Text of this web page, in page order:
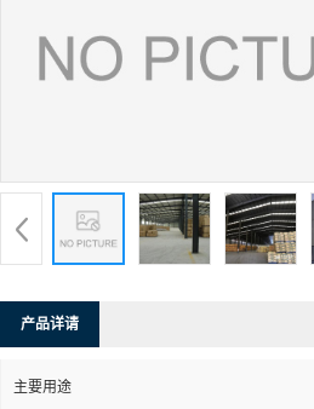
产品详请
主要用途